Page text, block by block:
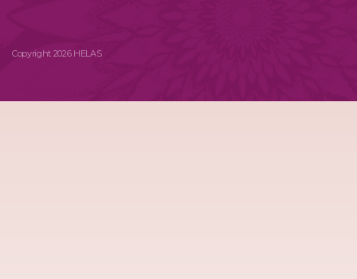
Copyright 2026 HELAS